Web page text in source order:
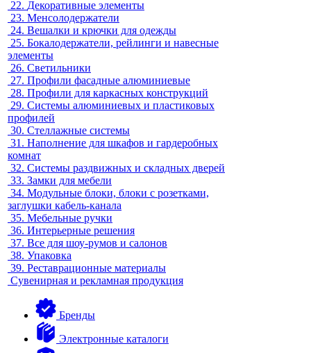
22. Декоративные элементы
23. Менсолодержатели
24. Вешалки и крючки для одежды
25. Бокалодержатели, рейлинги и навесные
элементы
26. Светильники
27. Профили фасадные алюминиевые
28. Профили для каркасных конструкций
29. Системы алюминиевых и пластиковых
профилей
30. Стеллажные системы
31. Наполнение для шкафов и гардеробных
комнат
32. Системы раздвижных и складных дверей
33. Замки для мебели
34. Модульные блоки, блоки с розетками,
заглушки кабель-канала
35. Мебельные ручки
36. Интерьерные решения
37. Все для шоу-румов и салонов
38. Упаковка
39. Реставрационные материалы
Сувенирная и рекламная продукция
Бренды
Электронные каталоги